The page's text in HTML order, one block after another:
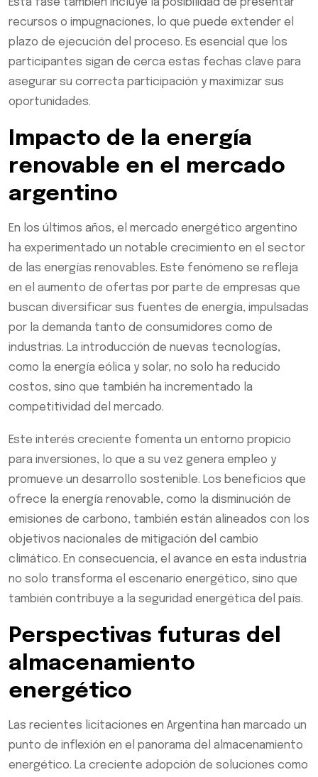
Esta fase también incluye la posibilidad de presentar
recursos o impugnaciones, lo que puede extender el
plazo de ejecución del proceso. Es esencial que los
participantes sigan de cerca estas fechas clave para
asegurar su correcta participación y maximizar sus
oportunidades.
Impacto de la energía
renovable en el mercado
argentino
En los últimos años, el mercado energético argentino
ha experimentado un notable crecimiento en el sector
de las energías renovables. Este fenómeno se refleja
en el aumento de ofertas por parte de empresas que
buscan diversificar sus fuentes de energía, impulsadas
por la demanda tanto de consumidores como de
industrias. La introducción de nuevas tecnologías,
como la energía eólica y solar, no solo ha reducido
costos, sino que también ha incrementado la
competitividad del mercado.
Este interés creciente fomenta un entorno propicio
para inversiones, lo que a su vez genera empleo y
promueve un desarrollo sostenible. Los beneficios que
ofrece la energía renovable, como la disminución de
emisiones de carbono, también están alineados con los
objetivos nacionales de mitigación del cambio
climático. En consecuencia, el avance en esta industria
no solo transforma el escenario energético, sino que
también contribuye a la seguridad energética del país.
Perspectivas futuras del
almacenamiento
energético
Las recientes licitaciones en Argentina han marcado un
punto de inflexión en el panorama del almacenamiento
energético. La creciente adopción de soluciones como